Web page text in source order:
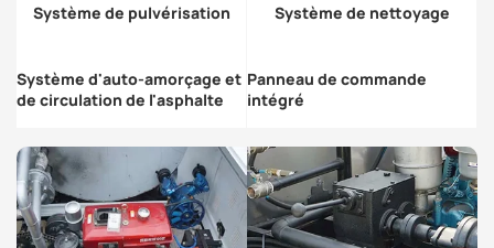
Système de pulvérisation Système de nettoyage
Système d'auto-amorçage et
de circulation de l'asphalte
Panneau de commande
intégré